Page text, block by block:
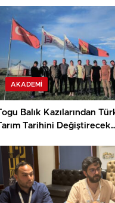
AKADEMI
Balık Kazılarından
Tarihini Değiştirecek